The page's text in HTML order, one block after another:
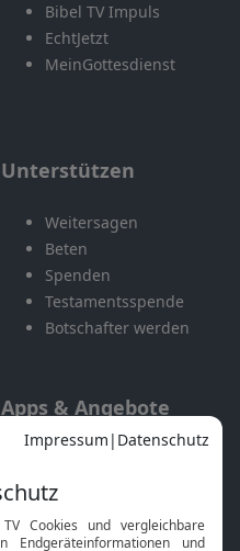
Bibel TV Impuls
EchtJetzt
MeinGottesdienst
Unterstützen
Weitersagen
Beten
Spenden
Testamentsspende
Botschafter werden
Apps & Angebote
Mobile App
Smart TV